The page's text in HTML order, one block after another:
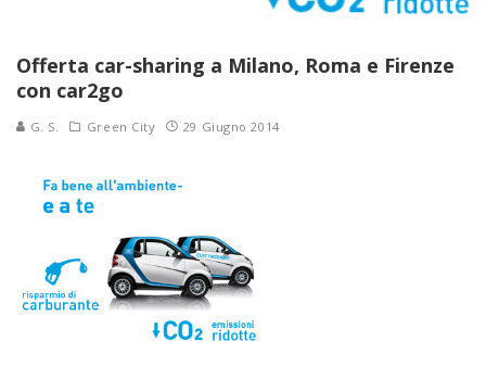
Offerta car-sharing a Milano, Roma e Firenze
con car2go
G. S. Green City 29 Giugno 2014